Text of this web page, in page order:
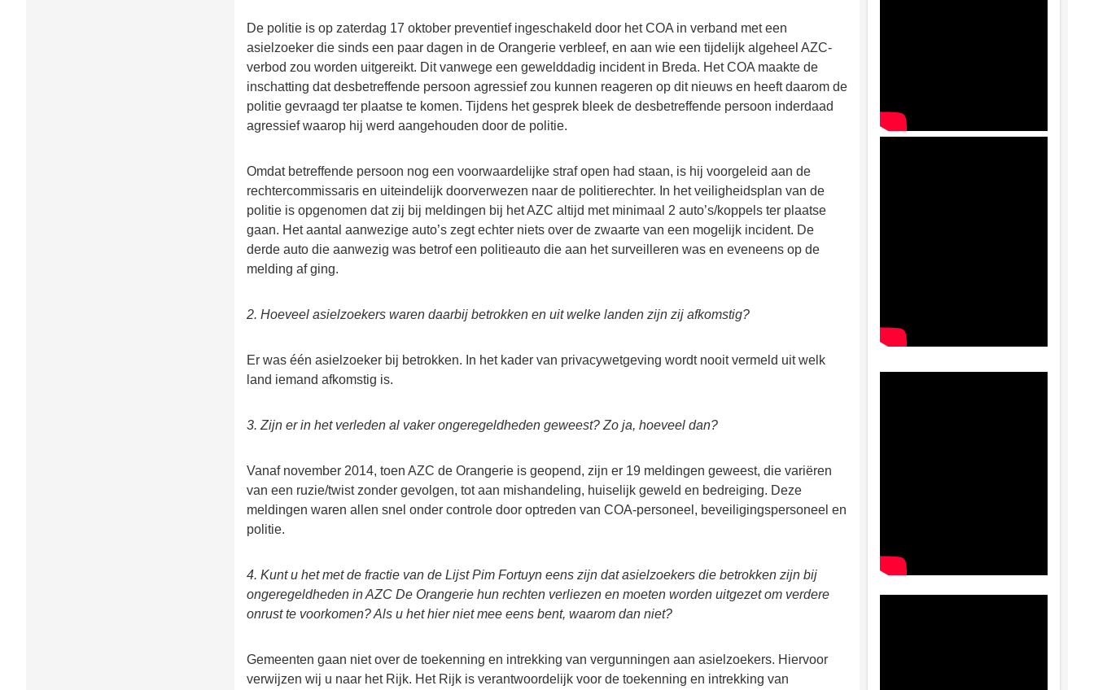
De politie is op zaterdag 17 oktober preventief ingeschakeld door het COA in verband met een
asielzoeker die sinds een paar dagen in de Orangerie verbleef, en aan wie een tijdelijk algeheel AZC-
verbod zou worden uitgereikt. Dit vanwege een gewelddadig incident in Breda. Het COA maakte de
inschatting dat desbetreffende persoon agressief zou kunnen reageren op dit nieuws en heeft daarom de
politie gevraagd ter plaatse te komen. Tijdens het gesprek bleek de desbetreffende persoon inderdaad
agressief waarop hij werd aangehouden door de politie.
Omdat betreffende persoon nog een voorwaardelijke straf open had staan, is hij voorgeleid aan de
rechtercommissaris en uiteindelijk doorverwezen naar de politierechter. In het veiligheidsplan van de
politie is opgenomen dat zij bij meldingen bij het AZC altijd met minimaal 2 auto’s/koppels ter plaatse
gaan. Het aantal aanwezige auto’s zegt echter niets over de zwaarte van een mogelijk incident. De
derde auto die aanwezig was betrof een politieauto die aan het surveilleren was en eveneens op de
melding af ging.
2. Hoeveel asielzoekers waren daarbij betrokken en uit welke landen zijn zij afkomstig?
Er was één asielzoeker bij betrokken. In het kader van privacywetgeving wordt nooit vermeld uit welk
land iemand afkomstig is.
3. Zijn er in het verleden al vaker ongeregeldheden geweest? Zo ja, hoeveel dan?
Vanaf november 2014, toen AZC de Orangerie is geopend, zijn er 19 meldingen geweest, die variëren
van een ruzie/twist zonder gevolgen, tot aan mishandeling, huiselijk geweld en bedreiging. Deze
meldingen waren allen snel onder controle door optreden van COA-personeel, beveiligingspersoneel en
politie.
4. Kunt u het met de fractie van de Lijst Pim Fortuyn eens zijn dat asielzoekers die betrokken zijn bij
ongeregeldheden in AZC De Orangerie hun rechten verliezen en moeten worden uitgezet om verdere
onrust te voorkomen? Als u het hier niet mee eens bent, waarom dan niet?
Gemeenten gaan niet over de toekenning en intrekking van vergunningen aan asielzoekers. Hiervoor
verwijzen wij u naar het Rijk. Het Rijk is verantwoordelijk voor de toekenning en intrekking van